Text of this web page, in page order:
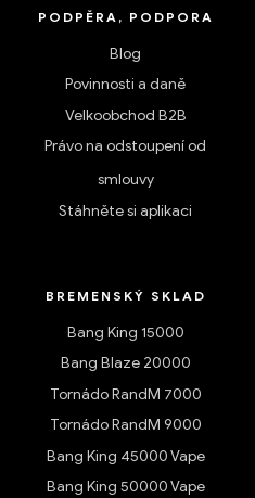
PODPĚRA, PODPORA
Blog
Povinnosti a daně
Velkoobchod B2B
Právo na odstoupení od
smlouvy
Stáhněte si aplikaci
BREMENSKÝ SKLAD
Bang King 15000
Bang Blaze 20000
Tornádo RandM 7000
Tornádo RandM 9000
Bang King 45000 Vape
Bang King 50000 Vape